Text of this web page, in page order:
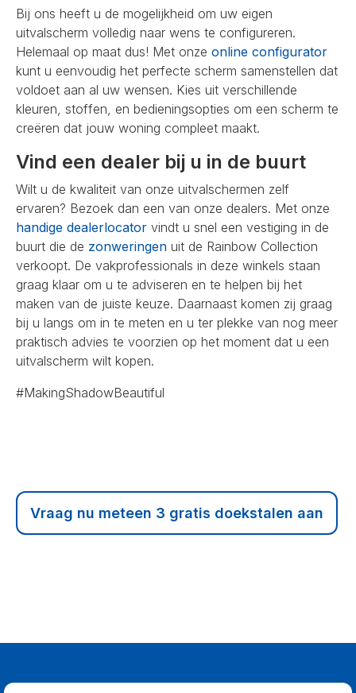
Bij ons heeft u de mogelijkheid om uw eigen
uitvalscherm volledig naar wens te configureren.
Helemaal op maat dus! Met onze online configurator
kunt u eenvoudig het perfecte scherm samenstellen dat
voldoet aan al uw wensen. Kies uit verschillende
kleuren, stoffen, en bedieningsopties om een scherm te
creëren dat jouw woning compleet maakt.
Vind een dealer bij u in de buurt
Wilt u de kwaliteit van onze uitvalschermen zelf
ervaren? Bezoek dan een van onze dealers. Met onze
handige dealerlocator vindt u snel een vestiging in de
buurt die de zonweringen uit de Rainbow Collection
verkoopt. De vakprofessionals in deze winkels staan
graag klaar om u te adviseren en te helpen bij het
maken van de juiste keuze. Daarnaast komen zij graag
bij u langs om in te meten en u ter plekke van nog meer
praktisch advies te voorzien op het moment dat u een
uitvalscherm wilt kopen.
#MakingShadowBeautiful
Vraag nu meteen 3 gratis doekstalen aan